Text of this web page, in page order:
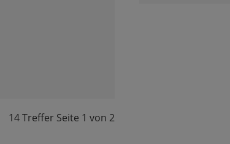
14 Treffer Seite 1 von 2